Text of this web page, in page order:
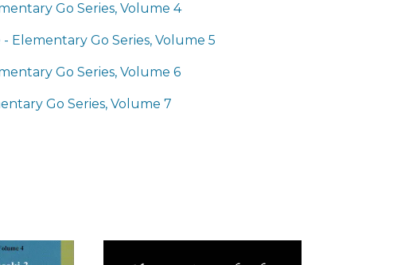
Go Series, Volume 4
Elementary Go Series, Volume 5
Go Series, Volume 6
Go Series, Volume 7